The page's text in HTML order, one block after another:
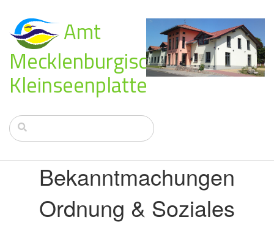
Amt
Mecklenburgische
Kleinseenplatte
Bekanntmachungen
Ordnung & Soziales